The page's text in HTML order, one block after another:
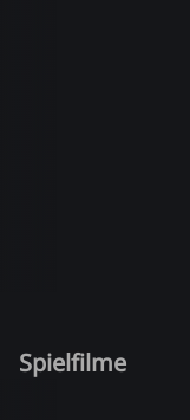
Spielfilme